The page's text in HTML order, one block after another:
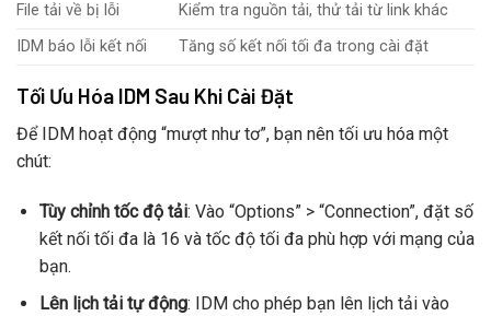
File tải về bị lỗi
Kiểm tra nguồn tải, thử tải từ link khác
IDM báo lỗi kết nối
Tăng số kết nối tối đa trong cài đặt
Tối Ưu Hóa IDM Sau Khi Cài Đặt
Để IDM hoạt động “mượt như tơ”, bạn nên tối ưu hóa một
chút:
Tùy chỉnh tốc độ tải: Vào “Options” > “Connection”, đặt số
kết nối tối đa là 16 và tốc độ tối đa phù hợp với mạng của
bạn.
Lên lịch tải tự động: IDM cho phép bạn lên lịch tải vào